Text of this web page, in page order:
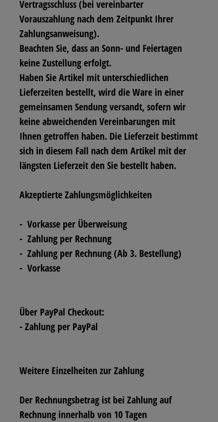
Vertragsschluss (bei vereinbarter
Vorauszahlung nach dem Zeitpunkt Ihrer
Zahlungsanweisung).
Beachten Sie, dass an Sonn- und Feiertagen
keine Zustellung erfolgt.
Haben Sie Artikel mit unterschiedlichen
Lieferzeiten bestellt, wird die Ware in einer
gemeinsamen Sendung versandt, sofern wir
keine abweichenden Vereinbarungen mit
Ihnen getroffen haben. Die Lieferzeit bestimmt
sich in diesem Fall nach dem Artikel mit der
längsten Lieferzeit den Sie bestellt haben.
Akzeptierte Zahlungsmöglichkeiten
- Vorkasse per Überweisung
- Zahlung per Rechnung
- Zahlung per Rechnung (Ab 3. Bestellung)
- Vorkasse
Über PayPal Checkout:
- Zahlung per PayPal
Weitere Einzelheiten zur Zahlung
Der Rechnungsbetrag ist bei Zahlung auf
Rechnung innerhalb von 10 Tagen